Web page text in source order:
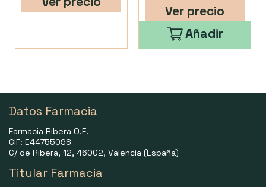
Ver precio
Añadir
Datos Farmacia
Farmacia Ribera O.E.
CIF: E44755098
C/ de Ribera, 12, 46002, Valencia (España)
Titular Farmacia